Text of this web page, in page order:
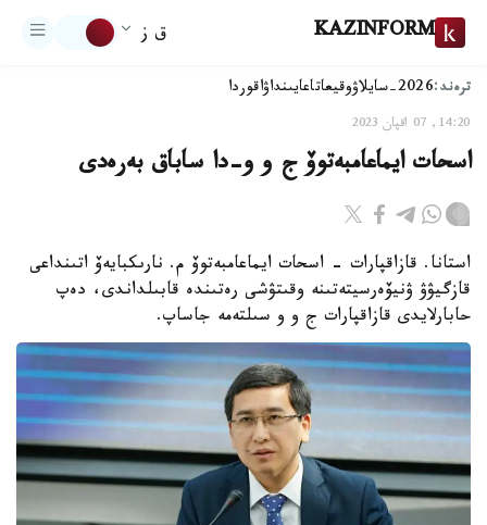
KAZINFORM ق ز
ترەند:2026-سايلاۋ وقيعاتاعايىنداۋاقوردا
14:20, 07 اقپان 2023
اسحات ايماعامبەتوۆ ج و و-دا ساباق بەرەدى
استانا. قازاقپارات - اسحات ايماعامبەتوۆ م. نارىكبايەۆ اتىنداعى
قازگيۋۋ ۋنيۆەرسيتەتىنە وقىتۋشى رەتىندە قابىلداندى، دەپ
حابارلايدى قازاقپارات ج و و سىلتەمە جاساپ.